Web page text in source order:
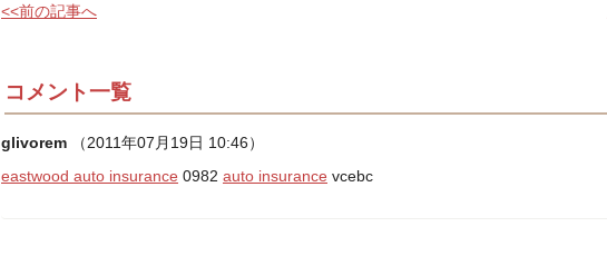
<<前の記事へ
コメント一覧
glivorem
（2011年07月19日 10:46）
eastwood auto insurance 0982 auto insurance vcebc